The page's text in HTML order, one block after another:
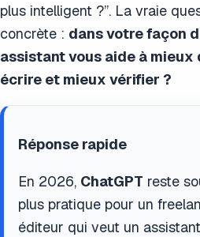
plus intelligent ?”. La vraie
concrète : dans votre façon
assistant vous aide à mieux
écrire et mieux vérifier ?
Réponse rapide
En 2026, ChatGPT reste
plus pratique pour un
éditeur qui veut un